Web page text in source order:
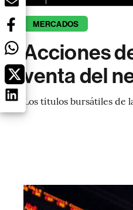
MERCADOS
Acciones
venta del
Los títulos bursátiles de